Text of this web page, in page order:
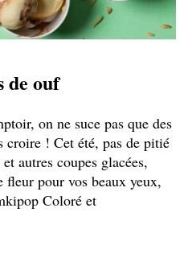
de ouf
on ne suce pas que des
croire ! Cet été, pas de pitié
autres coupes glacées,
pour vos beaux yeux,
Coloré et